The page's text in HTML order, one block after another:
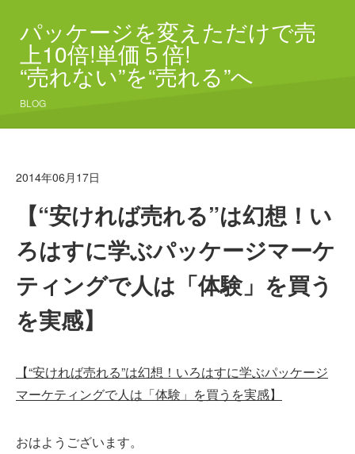
パッケージを変えただけで売
上10倍!単価５倍!
“売れない”を“売れる”へ
BLOG
2014年06月17日
【“安ければ売れる”は幻想！い
ろはすに学ぶパッケージマーケ
ティングで人は「体験」を買う
を実感】
【“安ければ売れる”は幻想！いろはすに学ぶパッケージ
マーケティングで人は「体験」を買うを実感】
おはようございます。